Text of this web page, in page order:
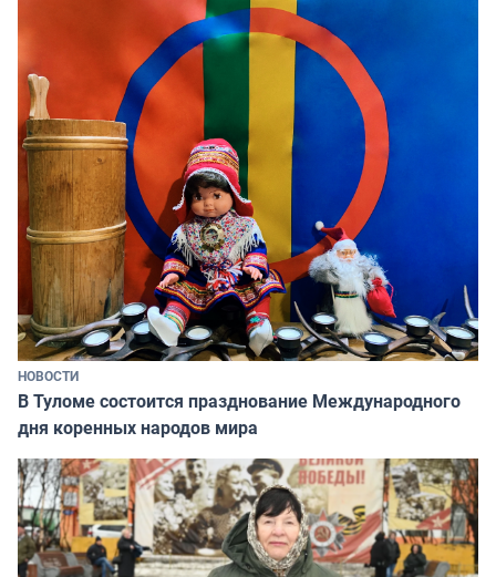
НОВОСТИ
В Туломе состоится празднование Международного
дня коренных народов мира